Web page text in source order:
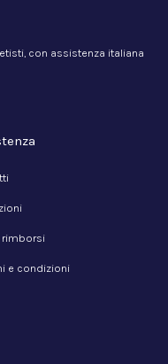
con assistenza italiana
rimborsi
e condizioni